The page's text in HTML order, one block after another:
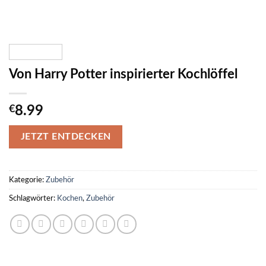
Von Harry Potter inspirierter Kochlöffel
€8.99
JETZT ENTDECKEN
Kategorie: Zubehör
Schlagwörter: Kochen, Zubehör